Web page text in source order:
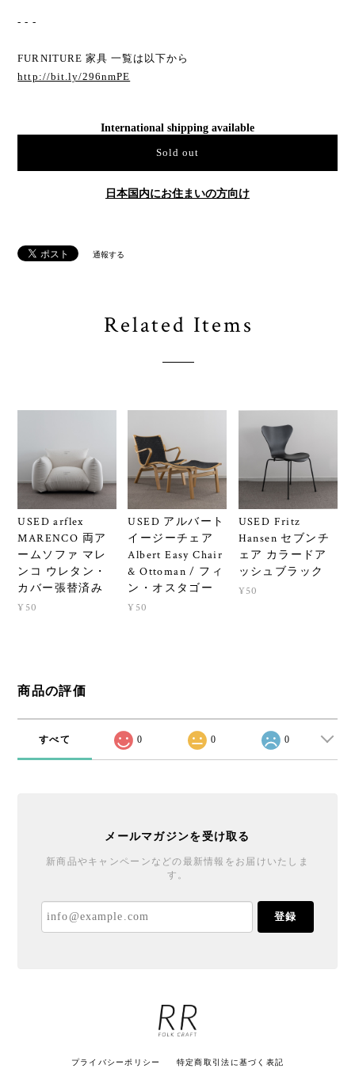
- - -
FURNITURE 家具 一覧は以下から
http://bit.ly/296nmPE
International shipping available
Sold out
日本国内にお住まいの方向け
通報する
Related Items
USED arflex
MARENCO 両ア
ームソファ マレ
ンコ ウレタン・
カバー張替済み
¥50
USED アルバート
イージーチェア
Albert Easy Chair
& Ottoman / フィ
ン・オスタゴー
¥50
USED Fritz
Hansen セブンチ
ェア カラードア
ッシュブラック
¥50
商品の評価
すべて 0 0 0
メールマガジンを受け取る
新商品やキャンペーンなどの最新情報をお届けいたしま
す。
登録
プライバシーポリシー 特定商取引法に基づく表記